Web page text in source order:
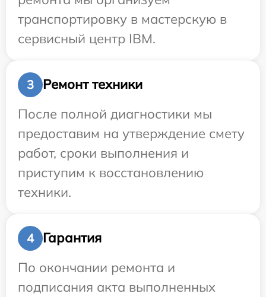
транспортировку в мастерскую в
сервисный центр IBM.
3
Ремонт техники
После полной диагностики мы
предоставим на утверждение смету
работ, сроки выполнения и
приступим к восстановлению
техники.
4
Гарантия
По окончании ремонта и
подписания акта выполненных